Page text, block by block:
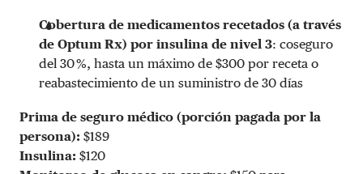
Cobertura de medicamentos recetados (a través
de Optum Rx) por insulina de nivel 3: coseguro
del 30 %, hasta un máximo de $300 por receta o
reabastecimiento de un suministro de 30 días
Prima de seguro médico (porción pagada por la
persona): $189
Insulina: $120